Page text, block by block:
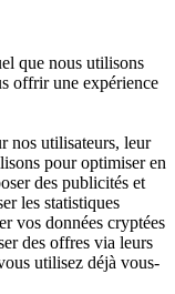
que nous utilisons
offrir une expérience
nos utilisateurs, leur
pour optimiser en
des publicités et
les statistiques
vos données cryptées
des offres via leurs
utilisez déjà vous-